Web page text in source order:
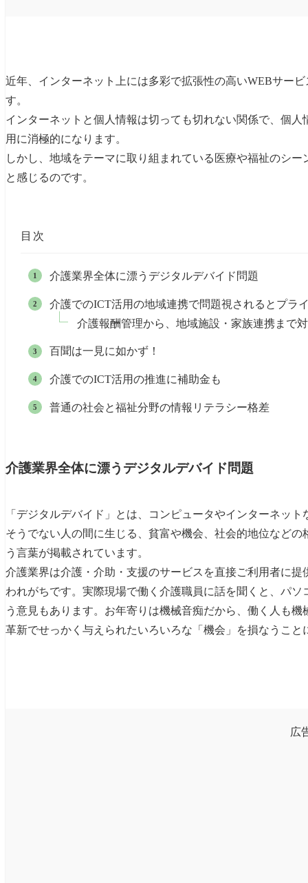
近年、インターネット上には多彩で拡張性の高いWEBサー
す。
インターネットと個人情報は切っても切れない関係で、個
用に消極的になります。
しかし、地域をテーマに取り組まれている医療や福祉のシ
と感じるのです。
目次
介護業界全体に漂うデジタルデバイド問題
介護でのICT活用の地域連携で問題視されるとプラ
介護報酬管理から、地域施設・家族連携まで
百聞は一見に如かず！
介護でのICT活用の推進に補助金も
普通の社会と福祉分野の情報リテラシー格差
介護業界全体に漂うデジタルデバイド問題
「デジタルデバイド」とは、コンピュータやインターネッ
そうでない人の間に生じる、貧富や機会、社会的地位など
う言葉が掲載されています。
介護業界は介護・介助・支援のサービスを直接ご利用者に
われがちです。実際現場で働く介護職員に話を聞くと、パ
う意見もあります。お年寄りは機械音痴だから、働く人も
革新でせっかく与えられたいろいろな「機会」を損なうこと
広